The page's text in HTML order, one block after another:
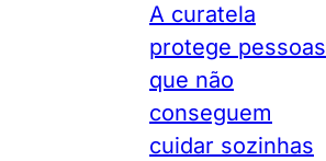
A curatela
protege pessoas
que não
conseguem
cuidar sozinhas